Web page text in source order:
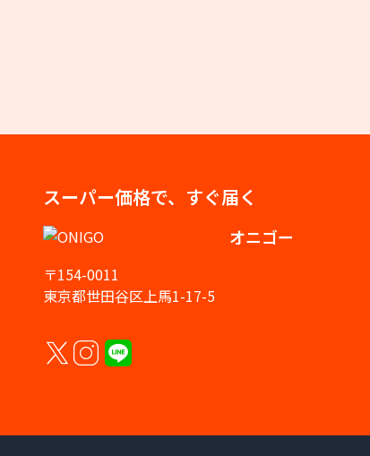
スーパー価格で、すぐ届く
オニゴー
〒154-0011
東京都世田谷区上馬1-17-5